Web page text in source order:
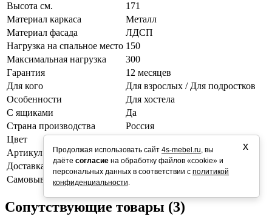
Высота см.
171
Материал каркаса
Металл
Материал фасада
ЛДСП
Нагрузка на спальное место 150
Максимальная нагрузка
300
Гарантия
12 месяцев
Для кого
Для взрослых / Для подростков
Особенности
Для хостела
С ящиками
Да
Страна производства
Россия
Цвет
Артикул
4s-vatvykat90_ydkb-9003
Доставка
1-2 дня
Самовывоз
Завтра
Сопутствующие товары (3)
Продолжая использовать сайт 4s-mebel.ru, вы
даёте согласие на обработку файлов «cookie» и
персональных данных в соответствии с политикой
конфиденциальности.
х